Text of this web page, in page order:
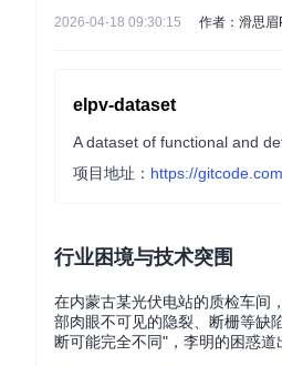
2026-04-18 09:30:15 作者：滑思
elpv-dataset
A dataset of functional and
项目地址： https://
行业困境与技术突围
在内蒙古某光伏电站的质检车间
部肉眼不可见的隐裂、断栅等缺
断可能完全不同"，李明的困惑